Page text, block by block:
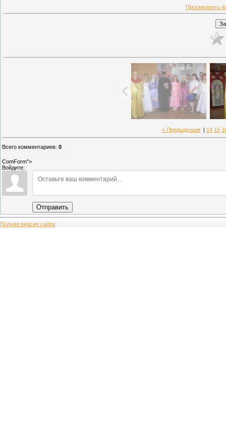
Просмотреть
« Предыдущая 14 15
Всего комментариев: 0
ComForm">
Войдите:
Отправить
Полная версия сайта